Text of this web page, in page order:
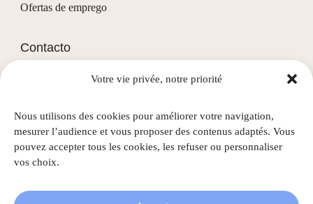
Votre vie privée, notre priorité
Nous utilisons des cookies pour améliorer votre navigation,
mesurer l’audience et vous proposer des contenus adaptés. Vous
pouvez accepter tous les cookies, les refuser ou personnaliser
vos choix.
Ofertas de emprego
Contacto
L-3911 Mondercange